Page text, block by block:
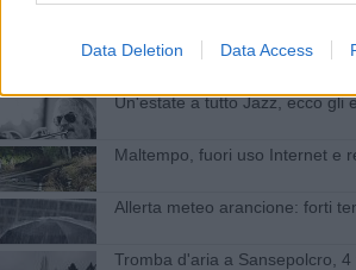
Data Deletion Data Access
Viareggio a Sanremo con "La
Un'estate a tutto Jazz, ecco gli
Maltempo, fuori uso Internet e
Allerta meteo arancione: forti
Tromba d'aria a Sansepolcro, 4